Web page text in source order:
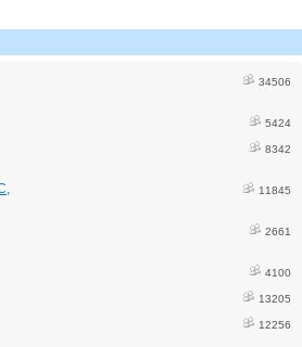
34506
5424
8342
11845
2661
4100
13205
12256